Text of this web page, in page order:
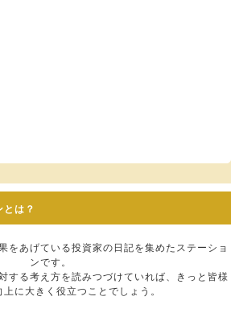
は？
をあげている投資家の日記を集めたステーショ
ンです。
する考え方を読みつづけていれば、きっと皆様
に大きく役立つことでしょう。